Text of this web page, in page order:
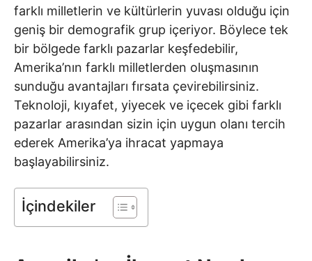
farklı milletlerin ve kültürlerin yuvası olduğu için
geniş bir demografik grup içeriyor. Böylece tek
bir bölgede farklı pazarlar keşfedebilir,
Amerika’nın farklı milletlerden oluşmasının
sunduğu avantajları fırsata çevirebilirsiniz.
Teknoloji, kıyafet, yiyecek ve içecek gibi farklı
pazarlar arasından sizin için uygun olanı tercih
ederek Amerika’ya ihracat yapmaya
başlayabilirsiniz.
İçindekiler